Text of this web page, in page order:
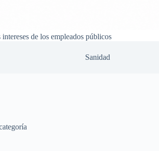
de los empleados públicos
Sanidad